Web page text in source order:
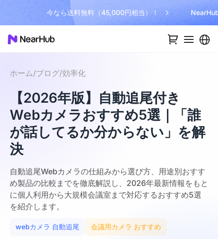
今なら送料無料（45,000円相当）！
ホーム/ブログ/効率化
【2026年版】自動追尾付き
Webカメラおすすめ5選｜「誰
が話してるか分からない」を解
決
自動追尾Webカメラの仕組みから選び方、用途別おすす
め製品の比較までを徹底解説し、2026年最新情報をもと
に個人利用から大規模会議室まで対応するおすすめ5選
を紹介します。
webカメラ 自動追尾 会議用カメラ おすすめ